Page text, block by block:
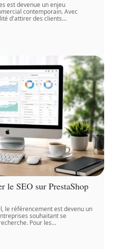
est devenue un enjeu
contemporain. Avec
d'attirer des clients…
le SEO sur PrestaShop
le référencement est devenu un
souhaitant se
Pour les…